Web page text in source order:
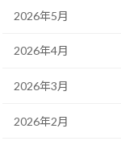
2026年5月
2026年4月
2026年3月
2026年2月